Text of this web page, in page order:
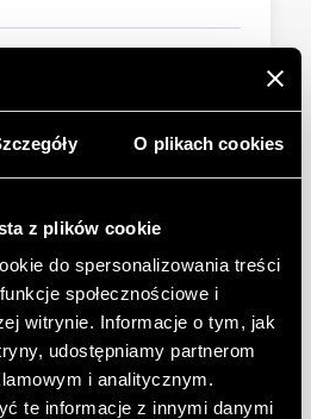
O plikach cookies
z plików cookie
do spersonalizowania treści
społecznościowe i
witrynie. Informacje o tym, jak
udostępniamy partnerom
i analitycznym.
te informacje z innymi danymi